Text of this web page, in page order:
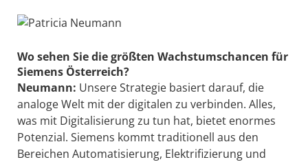
Wo sehen Sie die größten Wachstumschancen für
Siemens Österreich?
Neumann: Unsere Strategie basiert darauf, die
analoge Welt mit der digitalen zu verbinden. Alles,
was mit Digitalisierung zu tun hat, bietet enormes
Potenzial. Siemens kommt traditionell aus den
Bereichen Automatisierung, Elektrifizierung und